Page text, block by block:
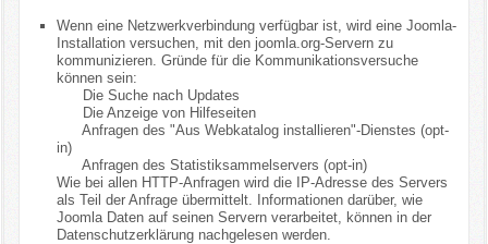
Wenn eine Netzwerkverbindung verfügbar ist, wird eine Joomla-
Installation versuchen, mit den joomla.org-Servern zu
kommunizieren. Gründe für die Kommunikationsversuche
können sein:
Die Suche nach Updates
Die Anzeige von Hilfeseiten
Anfragen des "Aus Webkatalog installieren"-Dienstes (opt-
in)
Anfragen des Statistiksammelservers (opt-in)
Wie bei allen HTTP-Anfragen wird die IP-Adresse des Servers
als Teil der Anfrage übermittelt. Informationen darüber, wie
Joomla Daten auf seinen Servern verarbeitet, können in der
Datenschutzerklärung nachgelesen werden.